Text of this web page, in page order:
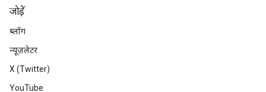
जोड़ें
ब्लॉग
न्यूज़लेटर
X (Twitter)
YouTube